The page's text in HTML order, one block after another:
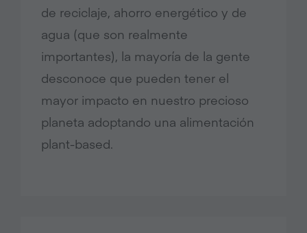
de reciclaje, ahorro energético y de
agua (que son realmente
importantes), la mayoría de la gente
desconoce que pueden tener el
mayor impacto en nuestro precioso
planeta adoptando una alimentación
plant-based.